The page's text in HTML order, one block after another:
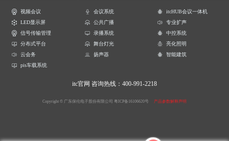
视频会议 会议系统
itcHUB会议一体机
LED显示屏
公共广播
专业扩声
信号传输管理
录播系统
中控系统
分布式平台
舞台灯光
亮化照明
云会务
扬声器
智能建筑
pis车载系统
itc官网 咨询热线：400-991-2218
Copyright © 广东保伦电子股份有限公司 粤ICP备16106620号 产品参数解释声明